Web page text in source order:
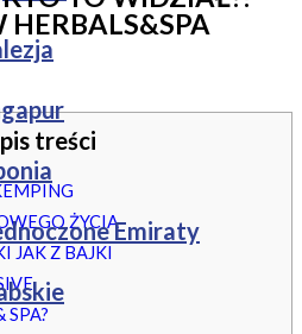
Emiraty
HERBALS&SPA
treści
ŻYCIA
JAK Z BAJKI
SPA?